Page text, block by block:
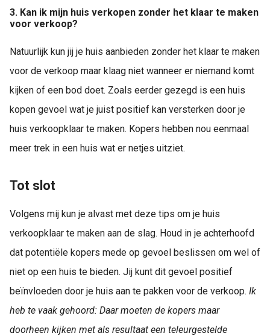
3. Kan ik mijn huis verkopen zonder het klaar te maken
voor verkoop?
Natuurlijk kun jij je huis aanbieden zonder het klaar te maken
voor de verkoop maar klaag niet wanneer er niemand komt
kijken of een bod doet. Zoals eerder gezegd is een huis
kopen gevoel wat je juist positief kan versterken door je
huis verkoopklaar te maken. Kopers hebben nou eenmaal
meer trek in een huis wat er netjes uitziet.
Tot slot
Volgens mij kun je alvast met deze tips om je huis
verkoopklaar te maken aan de slag. Houd in je achterhoofd
dat potentiële kopers mede op gevoel beslissen om wel of
niet op een huis te bieden. Jij kunt dit gevoel positief
beïnvloeden door je huis aan te pakken voor de verkoop. Ik
heb te vaak gehoord: Daar moeten de kopers maar
doorheen kijken met als resultaat een teleurgestelde